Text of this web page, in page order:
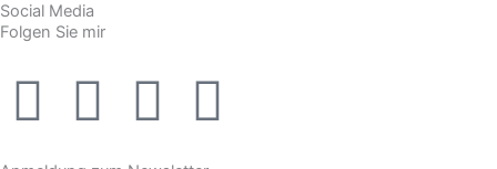
Social Media
Folgen Sie mir
F
a
Y
o
T
i
X
-